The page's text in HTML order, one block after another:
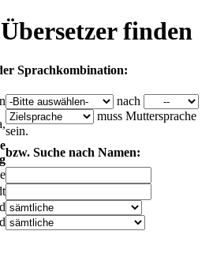
finden
Sprachkombination:
nach
muss Muttersprache
sein.
bzw. Suche nach Namen: